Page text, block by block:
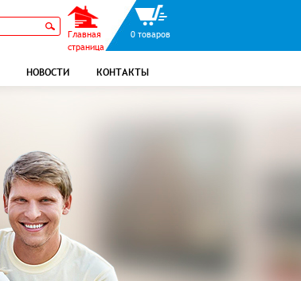
0 товаров
Главная
страница
НОВОСТИ КОНТАКТЫ